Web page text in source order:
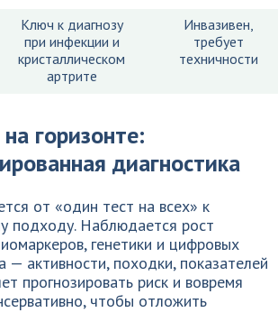
Ключ к диагнозу
при инфекции и
кристаллическом
артрите
Инвазивен,
требует
техничности
горизонте:
диагностика
от «один тест на всех» к
подходу. Наблюдается рост
генетики и цифровых
— активности, походки, показателей
прогнозировать риск и вовремя
чтобы отложить